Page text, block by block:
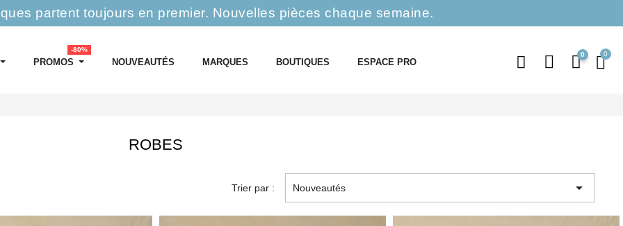
partent toujours en premier. Nouvelles pièces chaque semaine.
PROMOS
-80%
NOUVEAUTÉS MARQUES BOUTIQUES ESPACE PRO
0
ROBES
Trier par : Nouveautés 